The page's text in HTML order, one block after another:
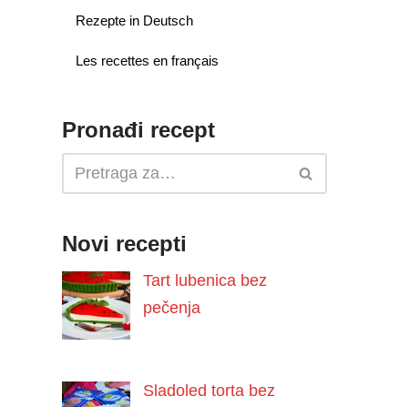
Rezepte in Deutsch
Les recettes en français
Pronađi recept
Novi recepti
Tart lubenica bez
pečenja
Sladoled torta bez